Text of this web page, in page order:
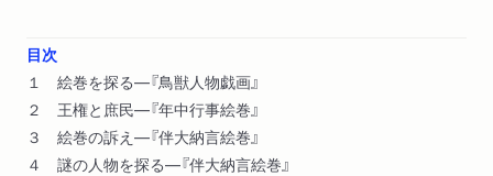
目次
１ 絵巻を探る―『鳥獣人物戯画』
２ 王権と庶民―『年中行事絵巻』
３ 絵巻の訴え―『伴大納言絵巻』
４ 謎の人物を探る―『伴大納言絵巻』